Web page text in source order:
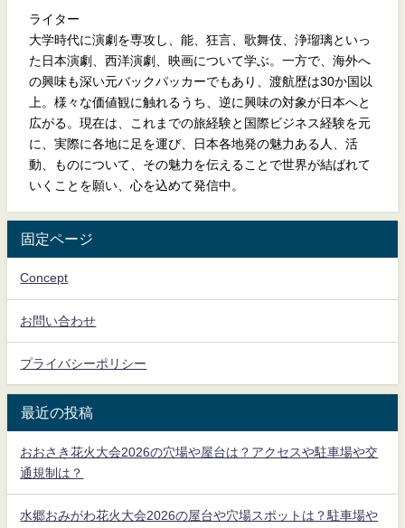
ライター
大学時代に演劇を専攻し、能、狂言、歌舞伎、浄瑠璃といっ
た日本演劇、西洋演劇、映画について学ぶ。一方で、海外へ
の興味も深い元バックパッカーでもあり、渡航歴は30か国以
上。様々な価値観に触れるうち、逆に興味の対象が日本へと
広がる。現在は、これまでの旅経験と国際ビジネス経験を元
に、実際に各地に足を運び、日本各地発の魅力ある人、活
動、ものについて、その魅力を伝えることで世界が結ばれて
いくことを願い、心を込めて発信中。
固定ページ
Concept
お問い合わせ
プライバシーポリシー
最近の投稿
おおさき花火大会2026の穴場や屋台は？アクセスや駐車場や交
通規制は？
水郷おみがわ花火大会2026の屋台や穴場スポットは？駐車場や